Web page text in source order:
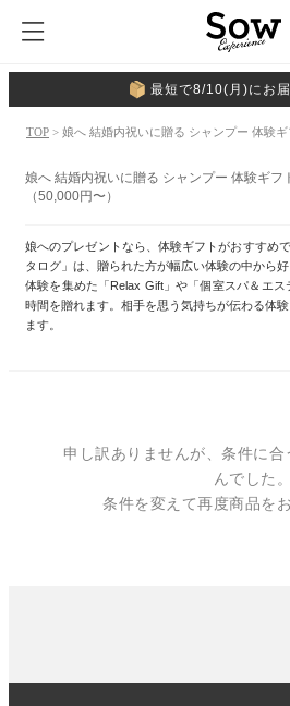
最短で8/10(月)にお届
TOP > 娘へ 結婚内祝いに贈る シャンプー 体験ギ
娘へ 結婚内祝いに贈る シャンプー 体験ギフ
（50,000円〜）
娘へのプレゼントなら、体験ギフトがおすすめ
タログ」は、贈られた方が幅広い体験の中から
体験を集めた「Relax Gift」や「個室スパ＆エ
時間を贈れます。相手を思う気持ちが伝わる体
ます。
申し訳ありませんが、条件に
んでした。
条件を変えて再度商品を